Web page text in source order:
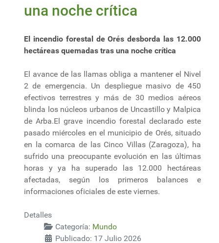
una noche crítica
El incendio forestal de Orés desborda las 12.000
hectáreas quemadas tras una noche crítica
El avance de las llamas obliga a mantener el Nivel
2 de emergencia. Un despliegue masivo de 450
efectivos terrestres y más de 30 medios aéreos
blinda los núcleos urbanos de Uncastillo y Malpica
de Arba.El grave incendio forestal declarado este
pasado miércoles en el municipio de Orés, situado
en la comarca de las Cinco Villas (Zaragoza), ha
sufrido una preocupante evolución en las últimas
horas y ya ha superado las 12.000 hectáreas
afectadas, según los primeros balances e
informaciones oficiales de este viernes.
Detalles
Categoría: Mundo
Publicado: 17 Julio 2026